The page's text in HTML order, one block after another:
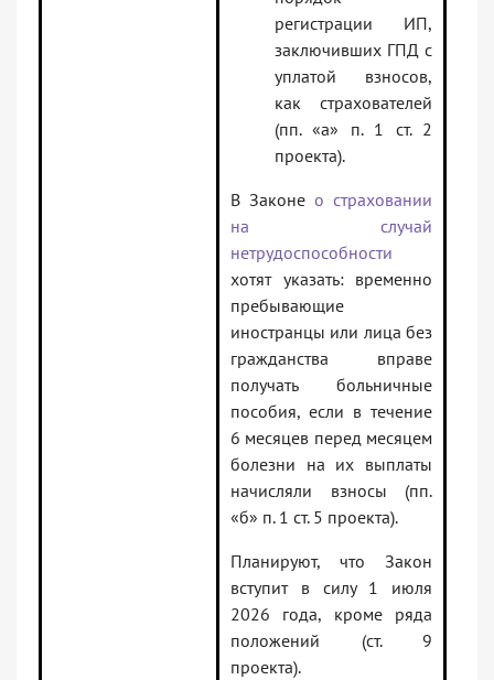
регистрации ИП,
заключивших ГПД с
уплатой взносов,
как страхователей
(пп. «а» п. 1 ст. 2
проекта).
В Законе о страховании
на случай
нетрудоспособности
хотят указать: временно
пребывающие
иностранцы или лица без
гражданства вправе
получать больничные
пособия, если в течение
6 месяцев перед месяцем
болезни на их выплаты
начисляли взносы (пп.
«б» п. 1 ст. 5 проекта).
Планируют, что Закон
вступит в силу 1 июля
2026 года, кроме ряда
положений (ст. 9
проекта).